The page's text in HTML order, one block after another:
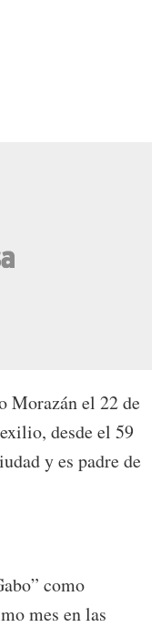
Morazán el 22 de
desde el 59
y es padre de
como
mes en las